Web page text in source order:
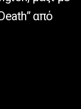
από